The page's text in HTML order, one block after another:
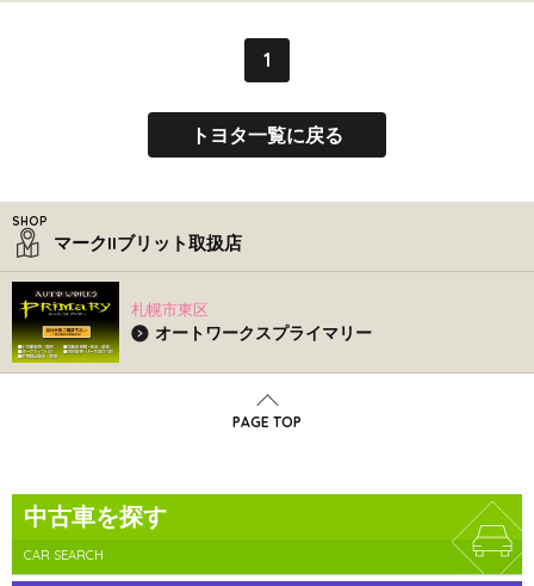
1
トヨタ一覧に戻る
マークIIブリット取扱店
札幌市東区
オートワークスプライマリー
PAGE TOP
中古車を探す
CAR SEARCH